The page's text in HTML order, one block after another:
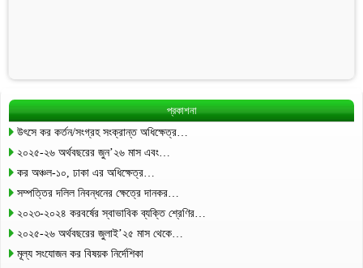
প্রকাশনা
উৎসে কর কর্তন/সংগ্রহ সংক্রান্ত অধিক্ষেত্র…
২০২৫-২৬ অর্থবছরের জুন’২৬ মাস এবং…
কর অঞ্চল-১০, ঢাকা এর অধিক্ষেত্র…
সম্পত্তির দলিল নিবন্ধনের ক্ষেত্রে দানকর…
২০২৩-২০২৪ করবর্ষের স্বাভাবিক ব্যক্তি শ্রেণির…
২০২৫-২৬ অর্থবছরের জুলাই’২৫ মাস থেকে…
মূল্য সংযোজন কর বিষয়ক নির্দেশিকা